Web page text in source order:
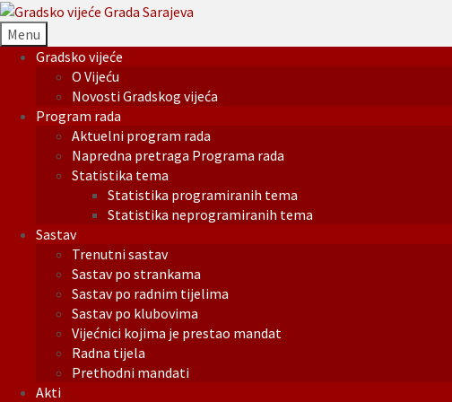
Menu
Gradsko vijeće
O Vijeću
Novosti Gradskog vijeća
Program rada
Aktuelni program rada
Napredna pretraga Programa rada
Statistika tema
Statistika programiranih tema
Statistika neprogramiranih tema
Sastav
Trenutni sastav
Sastav po strankama
Sastav po radnim tijelima
Sastav po klubovima
Vijećnici kojima je prestao mandat
Radna tijela
Prethodni mandati
Akti